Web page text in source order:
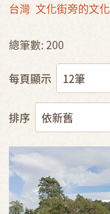
台灣 文化街旁的文化
總筆數: 200
每頁顯示
排序